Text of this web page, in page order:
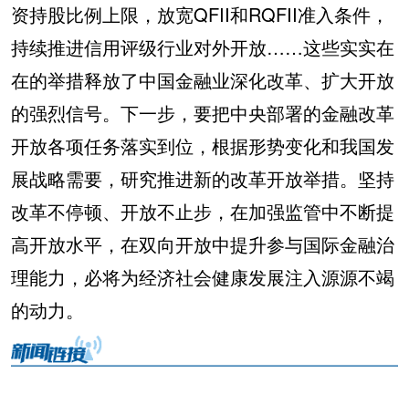
资持股比例上限，放宽QFII和RQFII准入条件，
持续推进信用评级行业对外开放……这些实实在
在的举措释放了中国金融业深化改革、扩大开放
的强烈信号。下一步，要把中央部署的金融改革
开放各项任务落实到位，根据形势变化和我国发
展战略需要，研究推进新的改革开放举措。坚持
改革不停顿、开放不止步，在加强监管中不断提
高开放水平，在双向开放中提升参与国际金融治
理能力，必将为经济社会健康发展注入源源不竭
的动力。